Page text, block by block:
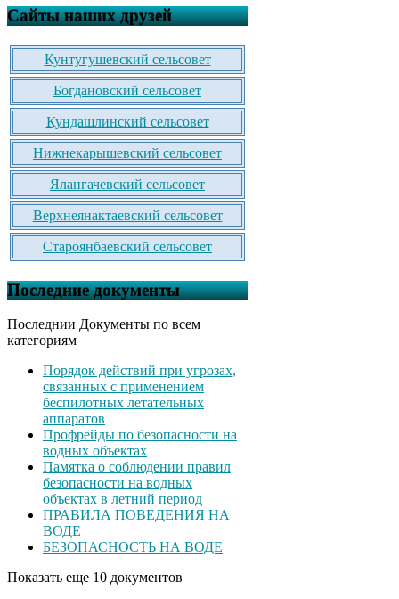
Сайты наших друзей
Кунтугушевский сельсовет
Богдановский сельсовет
Кундашлинский сельсовет
Нижнекарышевский сельсовет
Ялангачевский сельсовет
Верхнеянактаевский сельсовет
Староянбаевский сельсовет
Последние документы
Последнии Документы по всем
категориям
Порядок действий при угрозах,
связанных с применением
беспилотных летательных
аппаратов
Профрейды по безопасности на
водных объектах
Памятка о соблюдении правил
безопасности на водных
объектах в летний период
ПРАВИЛА ПОВЕДЕНИЯ НА
ВОДЕ
БЕЗОПАСНОСТЬ НА ВОДЕ
Показать еще 10 документов